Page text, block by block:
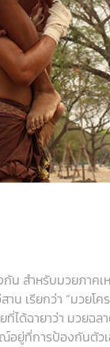
สำหรับมวยภาคเ
เรียกว่า “มวยโค
ได้ฉายาว่า มวยฉ
ณ์อยู่ที่การป้องกันตั